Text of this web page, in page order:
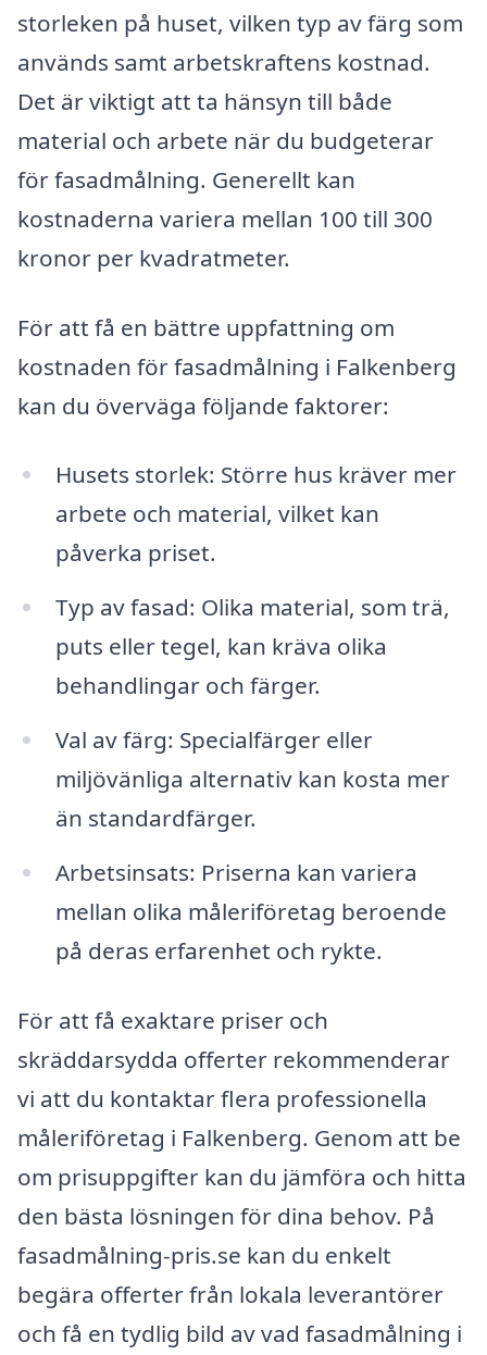
storleken på huset, vilken typ av färg som
används samt arbetskraftens kostnad.
Det är viktigt att ta hänsyn till både
material och arbete när du budgeterar
för fasadmålning. Generellt kan
kostnaderna variera mellan 100 till 300
kronor per kvadratmeter.
För att få en bättre uppfattning om
kostnaden för fasadmålning i Falkenberg
kan du överväga följande faktorer:
Husets storlek: Större hus kräver mer
arbete och material, vilket kan
påverka priset.
Typ av fasad: Olika material, som trä,
puts eller tegel, kan kräva olika
behandlingar och färger.
Val av färg: Specialfärger eller
miljövänliga alternativ kan kosta mer
än standardfärger.
Arbetsinsats: Priserna kan variera
mellan olika måleriföretag beroende
på deras erfarenhet och rykte.
För att få exaktare priser och
skräddarsydda offerter rekommenderar
vi att du kontaktar flera professionella
måleriföretag i Falkenberg. Genom att be
om prisuppgifter kan du jämföra och hitta
den bästa lösningen för dina behov. På
fasadmålning-pris.se kan du enkelt
begära offerter från lokala leverantörer
och få en tydlig bild av vad fasadmålning i